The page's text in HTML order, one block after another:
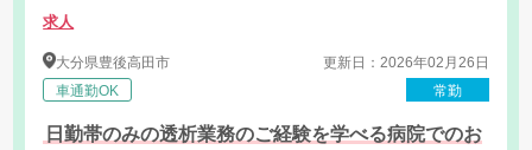
求人
大分県豊後高田市
車通勤OK
更新日：2026年02月26日
常勤
日勤帯のみの透析業務のご経験を学べる病院でのお